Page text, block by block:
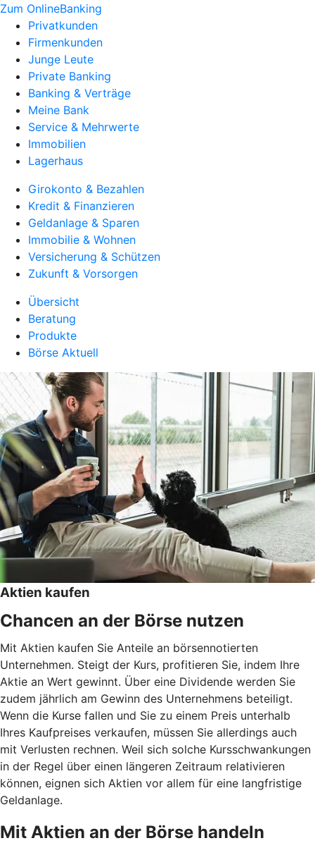
Zum OnlineBanking
Privatkunden
Firmenkunden
Junge Leute
Private Banking
Banking & Verträge
Meine Bank
Service & Mehrwerte
Immobilien
Lagerhaus
Girokonto & Bezahlen
Kredit & Finanzieren
Geldanlage & Sparen
Immobilie & Wohnen
Versicherung & Schützen
Zukunft & Vorsorgen
Übersicht
Beratung
Produkte
Börse Aktuell
Aktien kaufen
Chancen an der Börse nutzen
Mit Aktien kaufen Sie Anteile an börsennotierten
Unternehmen. Steigt der Kurs, profitieren Sie, indem Ihre
Aktie an Wert gewinnt. Über eine Dividende werden Sie
zudem jährlich am Gewinn des Unternehmens beteiligt.
Wenn die Kurse fallen und Sie zu einem Preis unterhalb
Ihres Kaufpreises verkaufen, müssen Sie allerdings auch
mit Verlusten rechnen. Weil sich solche Kursschwankungen
in der Regel über einen längeren Zeitraum relativieren
können, eignen sich Aktien vor allem für eine langfristige
Geldanlage.
Mit Aktien an der Börse handeln